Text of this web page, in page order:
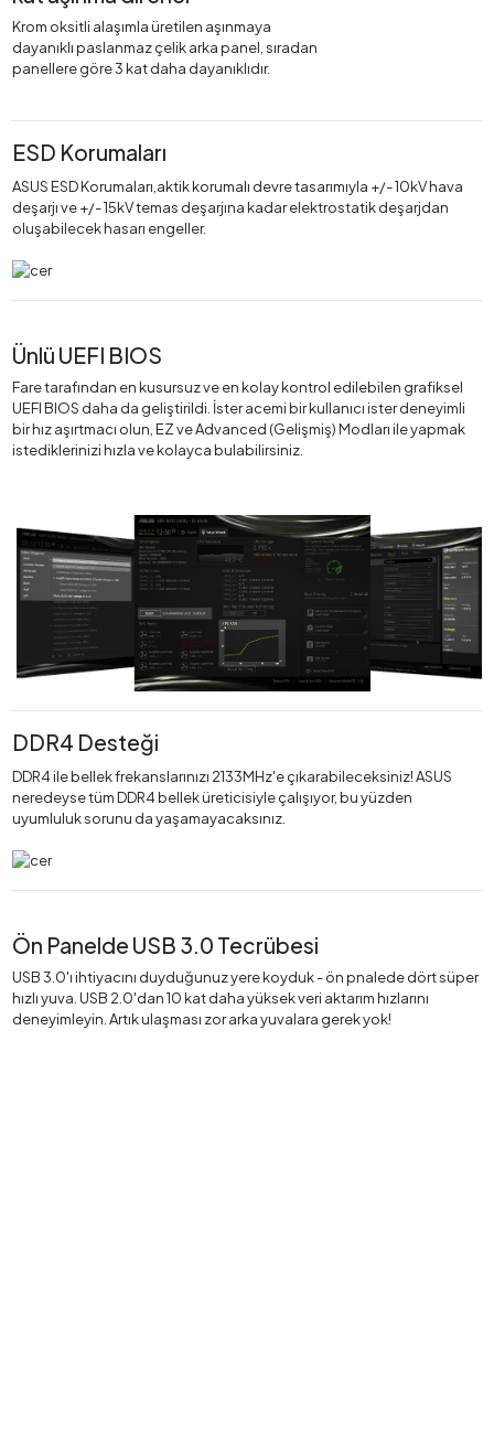
Krom oksitli alaşımla üretilen aşınmaya
dayanıklı paslanmaz çelik arka panel, sıradan
panellere göre 3 kat daha dayanıklıdır.
ESD Korumaları
ASUS ESD Korumaları,aktik korumalı devre tasarımıyla +/- 10kV hava
deşarjı ve +/- 15kV temas deşarjına kadar elektrostatik deşarjdan
oluşabilecek hasarı engeller.
Ünlü UEFI BIOS
Fare tarafından en kusursuz ve en kolay kontrol edilebilen grafiksel
UEFI BIOS daha da geliştirildi. İster acemi bir kullanıcı ister deneyimli
bir hız aşırtmacı olun, EZ ve Advanced (Gelişmiş) Modları ile yapmak
istediklerinizi hızla ve kolayca bulabilirsiniz.
DDR4 Desteği
DDR4 ile bellek frekanslarınızı 2133MHz'e çıkarabileceksiniz! ASUS
neredeyse tüm DDR4 bellek üreticisiyle çalışıyor, bu yüzden
uyumluluk sorunu da yaşamayacaksınız.
Ön Panelde USB 3.0 Tecrübesi
USB 3.0'ı ihtiyacını duyduğunuz yere koyduk - ön pnalede dört süper
hızlı yuva. USB 2.0'dan 10 kat daha yüksek veri aktarım hızlarını
deneyimleyin. Artık ulaşması zor arka yuvalara gerek yok!